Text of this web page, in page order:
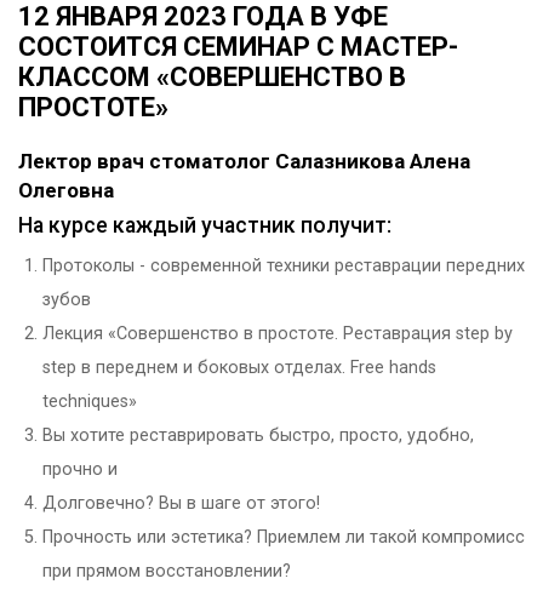
12 ЯНВАРЯ 2023 ГОДА В УФЕ
СОСТОИТСЯ СЕМИНАР С МАСТЕР-
КЛАССОМ «СОВЕРШЕНСТВО В
ПРОСТОТЕ»
Лектор врач стоматолог Салазникова Алена
Олеговна
На курсе каждый участник получит:
Протоколы - современной техники реставрации передних
зубов
Лекция «Совершенство в простоте. Реставрация step by
step в переднем и боковых отделах. Free hands
techniques»
Вы хотите реставрировать быстро, просто, удобно,
прочно и
Долговечно? Вы в шаге от этого!
Прочность или эстетика? Приемлем ли такой компромисс
при прямом восстановлении?